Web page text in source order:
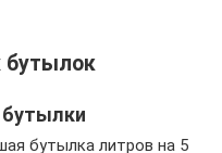
бутылок
бутылка литров на 5